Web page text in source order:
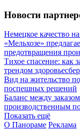
Новости
Немецкое качество
«Мельхозе»
предотвращения
Тихое спасение: как
трендом
Вид на жительство
поспешных решений
Баланс между
производственным
Показать ещё
О Панораме Реклама